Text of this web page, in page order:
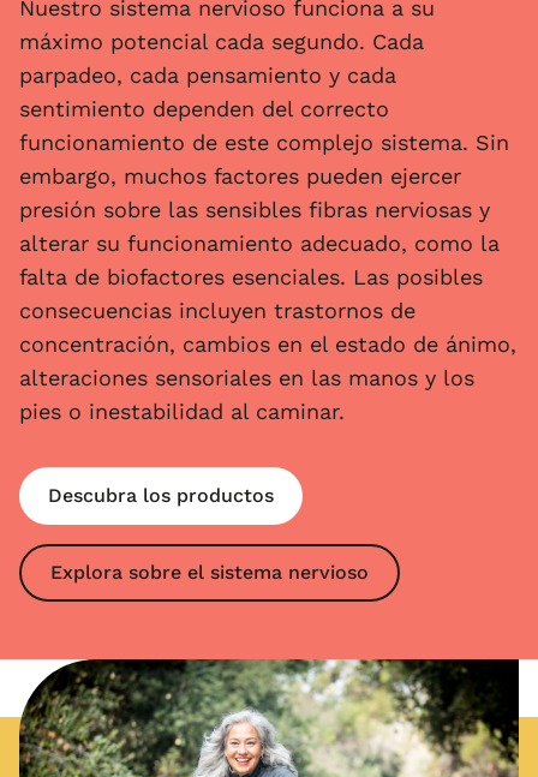
Nuestro sistema nervioso funciona a su
máximo potencial cada segundo. Cada
parpadeo, cada pensamiento y cada
sentimiento dependen del correcto
funcionamiento de este complejo sistema. Sin
embargo, muchos factores pueden ejercer
presión sobre las sensibles fibras nerviosas y
alterar su funcionamiento adecuado, como la
falta de biofactores esenciales. Las posibles
consecuencias incluyen trastornos de
concentración, cambios en el estado de ánimo,
alteraciones sensoriales en las manos y los
pies o inestabilidad al caminar.
Descubra los productos
Explora sobre el sistema nervioso